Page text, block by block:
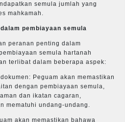
semula jumlah yang
mahkamah.
pembiayaan semula
peranan penting dalam
semula hartanah
terlibat dalam beberapa aspek:
Peguam akan memastikan
dengan pembiayaan semula,
dan ikatan cagaran,
mematuhi undang-undang.
akan memastikan bahawa